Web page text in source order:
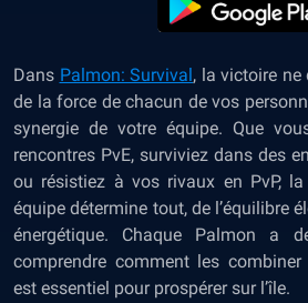
Dans Palmon: Survival, la victoire ne
de la force de chacun de vos
synergie de votre équipe. Que
rencontres PvE, surviviez dans des
ou résistiez à vos rivaux en PvP,
équipe détermine tout, de l’équilibre
énergétique. Chaque Palmon a
comprendre comment les
est essentiel pour prospérer sur l’île.